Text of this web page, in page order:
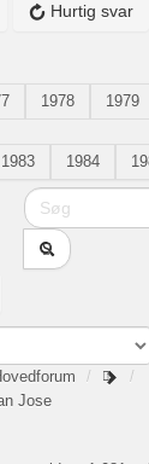
Hurtig svar
1978
1979
1983 1984
Jose